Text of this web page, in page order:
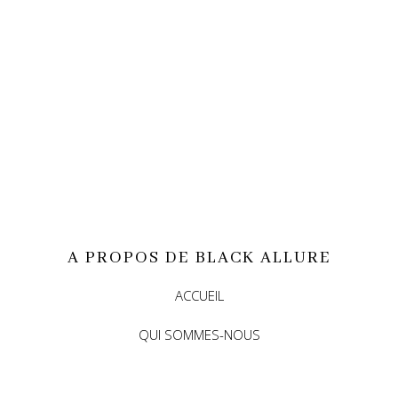
A PROPOS DE BLACK ALLURE
ACCUEIL
QUI SOMMES-NOUS